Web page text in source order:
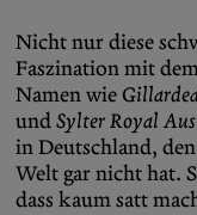
Nicht nur diese
Faszination mit
Namen wie
undSylter Royal
in Deutschland,
Welt gar nicht hat.
dass kaum satt